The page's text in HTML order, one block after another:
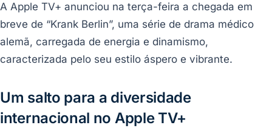
A Apple TV+ anunciou na terça-feira a chegada em
breve de “Krank Berlin”, uma série de drama médico
alemã, carregada de energia e dinamismo,
caracterizada pelo seu estilo áspero e vibrante.
Um salto para a diversidade
internacional no Apple TV+